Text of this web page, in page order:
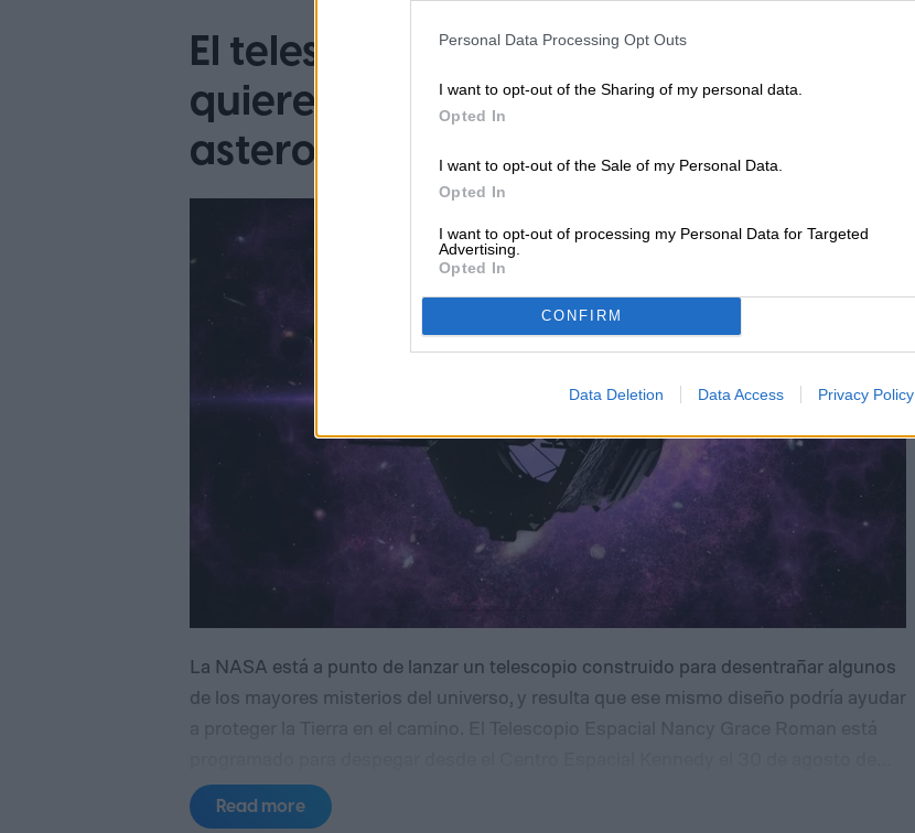
Personal Data Processing Opt Outs
I want to opt-out of the Sharing of my personal data.
Opted In
I want to opt-out of the Sale of my Personal Data.
Opted In
I want to opt-out of processing my Personal Data for Targeted
Advertising.
Opted In
CONFIRM
Data Deletion Data Access Privacy Policy
El telescopio espacial Romano
quiere proteger a la Tierra de
asteroides asesinos
La NASA está a punto de lanzar un telescopio construido para desentrañar algunos
de los mayores misterios del universo, y resulta que ese mismo diseño podría ayudar
2026, con una misión principal centrada en estudiar la materia oscura y la energía
oscura, las fuerzas invisibles que moldean las galaxias y la expansión cósmica. Los
Read more